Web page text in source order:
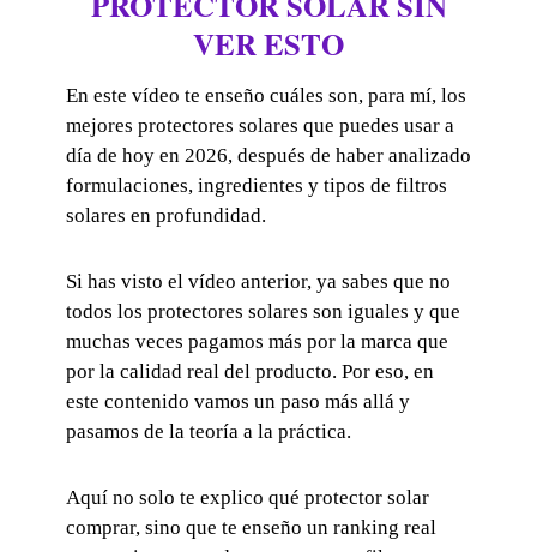
VER ESTO
En este vídeo te enseño cuáles son, para mí, los
mejores protectores solares que puedes usar a
día de hoy en 2026, después de haber analizado
formulaciones, ingredientes y tipos de filtros
solares en profundidad.
Si has visto el vídeo anterior, ya sabes que no
todos los protectores solares son iguales y que
muchas veces pagamos más por la marca que
por la calidad real del producto. Por eso, en
este contenido vamos un paso más allá y
pasamos de la teoría a la práctica.
Aquí no solo te explico qué protector solar
comprar, sino que te enseño un ranking real